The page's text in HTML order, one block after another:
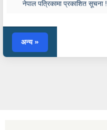
नेपाल पत्रिकामा प्रकाशित सूचना !
अन्य